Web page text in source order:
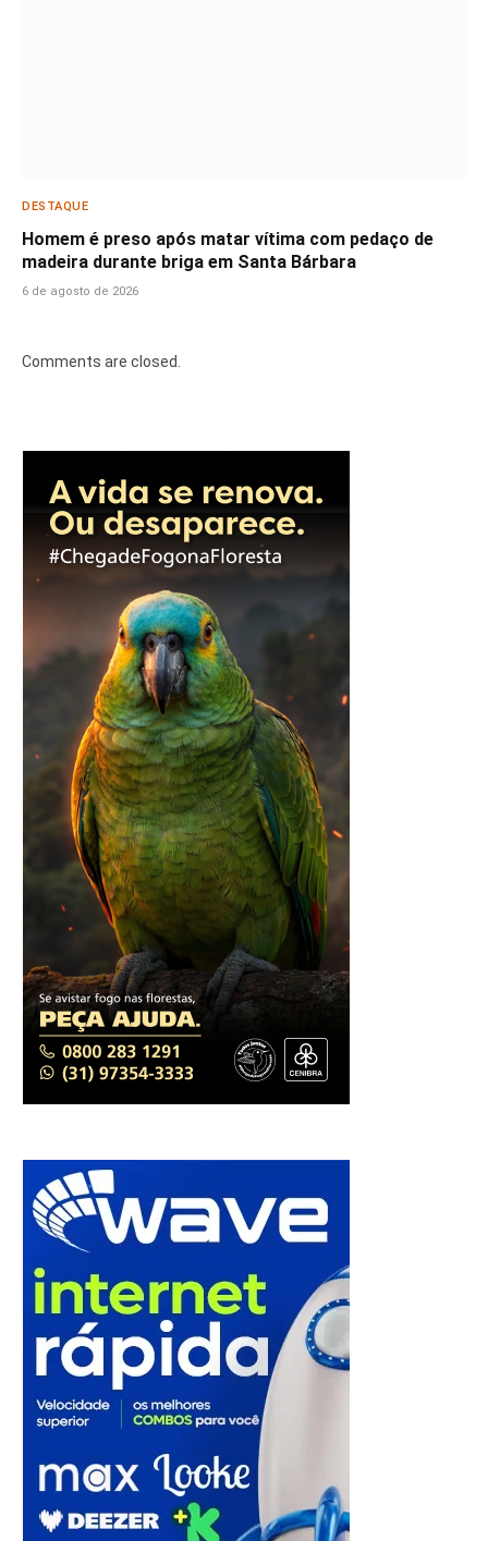
DESTAQUE
Homem é preso após matar vítima com pedaço de
madeira durante briga em Santa Bárbara
6 de agosto de 2026
Comments are closed.